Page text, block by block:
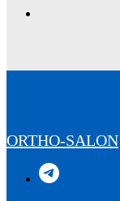
ORTHO-SALON